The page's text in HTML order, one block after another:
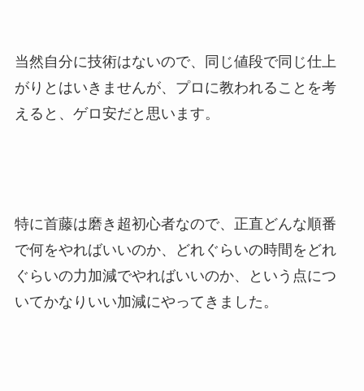
当然自分に技術はないので、同じ値段で同じ仕上
がりとはいきませんが、プロに教われることを考
えると、ゲロ安だと思います。
特に首藤は磨き超初心者なので、正直どんな順番
で何をやればいいのか、どれぐらいの時間をどれ
ぐらいの力加減でやればいいのか、という点につ
いてかなりいい加減にやってきました。